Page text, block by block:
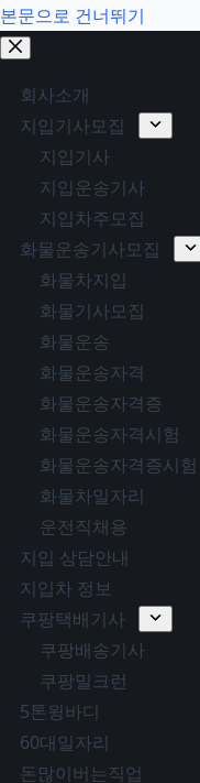
본문으로 건너뛰기
회사소개
지입기사모집
지입기사
지입운송기사
지입차주모집
화물운송기사모집
화물차지입
화물기사모집
화물운송
화물운송자격
화물운송자격증
화물운송자격시험
화물운송자격증시험
화물차일자리
운전직채용
지입 상담안내
지입차 정보
쿠팡택배기사
쿠팡배송기사
쿠팡밀크런
5톤윙바디
60대일자리
돈많이버는직업